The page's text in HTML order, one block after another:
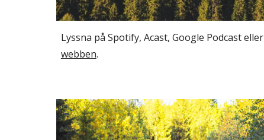
Lyssna på Spotify, Acast, Google Podcast eller
webben.